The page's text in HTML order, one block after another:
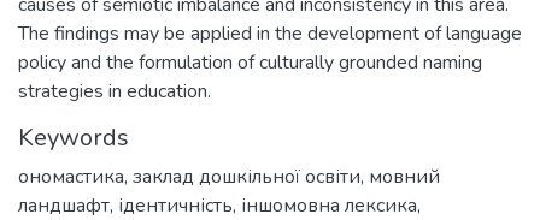
The findings may be applied in the development of language
policy and the formulation of culturally grounded naming
strategies in education.
Keywords
ономастика, заклад дошкільної освіти, мовний
ландшафт, ідентичність, іншомовна лексика,